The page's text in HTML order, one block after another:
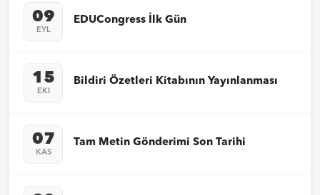
09
EYL
EDUCongress İlk Gün
15
EKI
Bildiri Özetleri Kitabının Yayınlanması
07
KAS
Tam Metin Gönderimi Son Tarihi